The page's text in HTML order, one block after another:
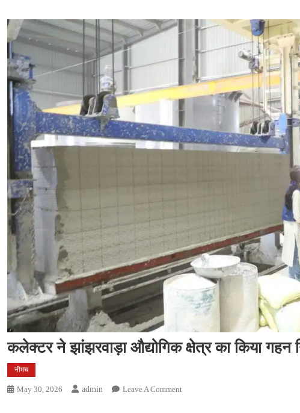
कलेक्टर ने झांझरवाड़ा औद्योगिक क्षेत्र का किया गहन
नीमच
May 30, 2026 Admin Leave A CommentOn